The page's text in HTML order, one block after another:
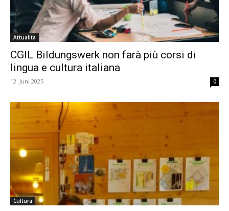
Attualità
CGIL Bildungswerk non farà più corsi di
lingua e cultura italiana
12. Juni 2025 0
Cultura